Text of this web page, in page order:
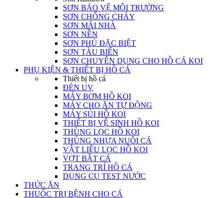
SƠN BẢO VỆ MÔI TRƯỜNG
SƠN CHỐNG CHÁY
SƠN MÁI NHÀ
SƠN NỀN
SƠN PHỦ ĐẶC BIỆT
SƠN TÀU BIỂN
SƠN CHUYÊN DỤNG CHO HỒ CÁ KOI
PHỤ KIỆN & THIẾT BỊ HỒ CÁ
Thiết bị hồ cá
ĐÈN UV
MÁY BƠM HỒ KOI
MÁY CHO ĂN TỰ ĐỘNG
MÁY SỦI HỒ KOI
THIẾT BỊ VỆ SINH HỒ KOI
THÙNG LỌC HỒ KOI
THÙNG NHỰA NUÔI CÁ
VẬT LIỆU LỌC HỒ KOI
VỢT BẮT CÁ
TRANG TRÍ HỒ CÁ
DỤNG CỤ TEST NƯỚC
THỨC ĂN
THUỐC TRỊ BỆNH CHO CÁ